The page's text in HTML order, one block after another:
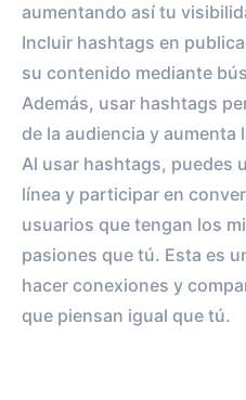
aumentando así tu
Incluir hashtags en
su contenido mediante
Además, usar hashtags
de la audiencia y aumenta
Al usar hashtags, puedes
línea y participar en
usuarios que tengan los
pasiones que tú. Esta es
hacer conexiones y
que piensan igual que tú.